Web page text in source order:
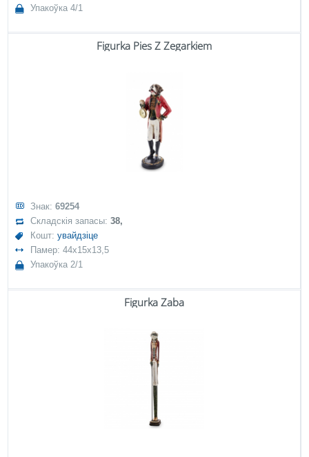
Упакоўка 4/1
Figurka Pies Z Zegarkiem
Знак:69254
Складскія запасы:38,
Кошт:увайдзіце
Памер: 44x15x13,5
Упакоўка 2/1
Figurka Żaba